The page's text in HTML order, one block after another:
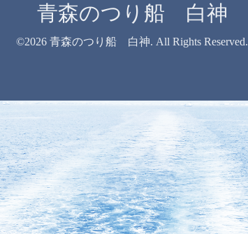
青森のつり船 白神
©2026 青森のつり船 白神. All Rights Reserved.